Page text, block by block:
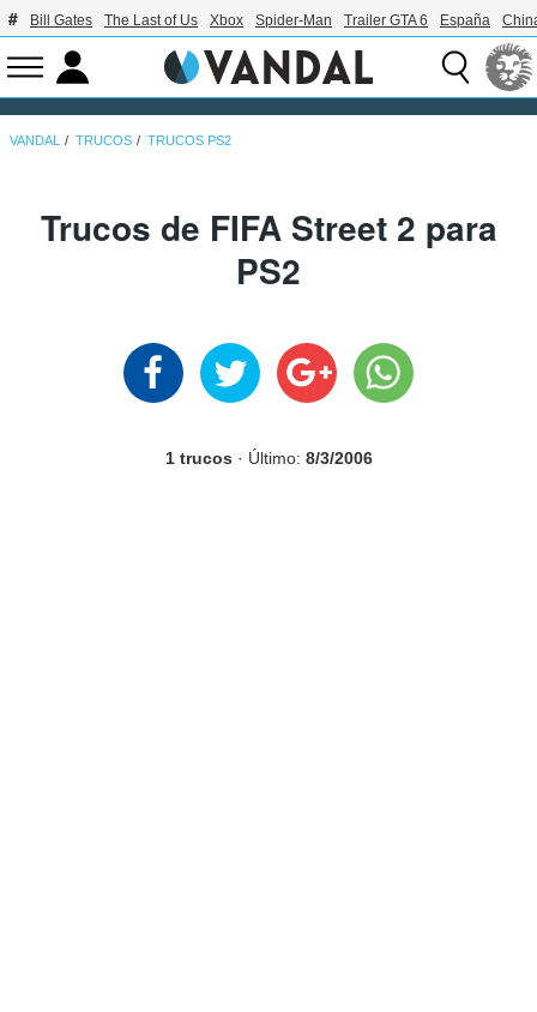
Bill Gates The Last of Us Xbox Spider-Man Trailer GTA 6 España
VANDAL TRUCOS TRUCOS PS2
Trucos de FIFA Street 2 para
PS2
1 trucos · Último: 8/3/2006